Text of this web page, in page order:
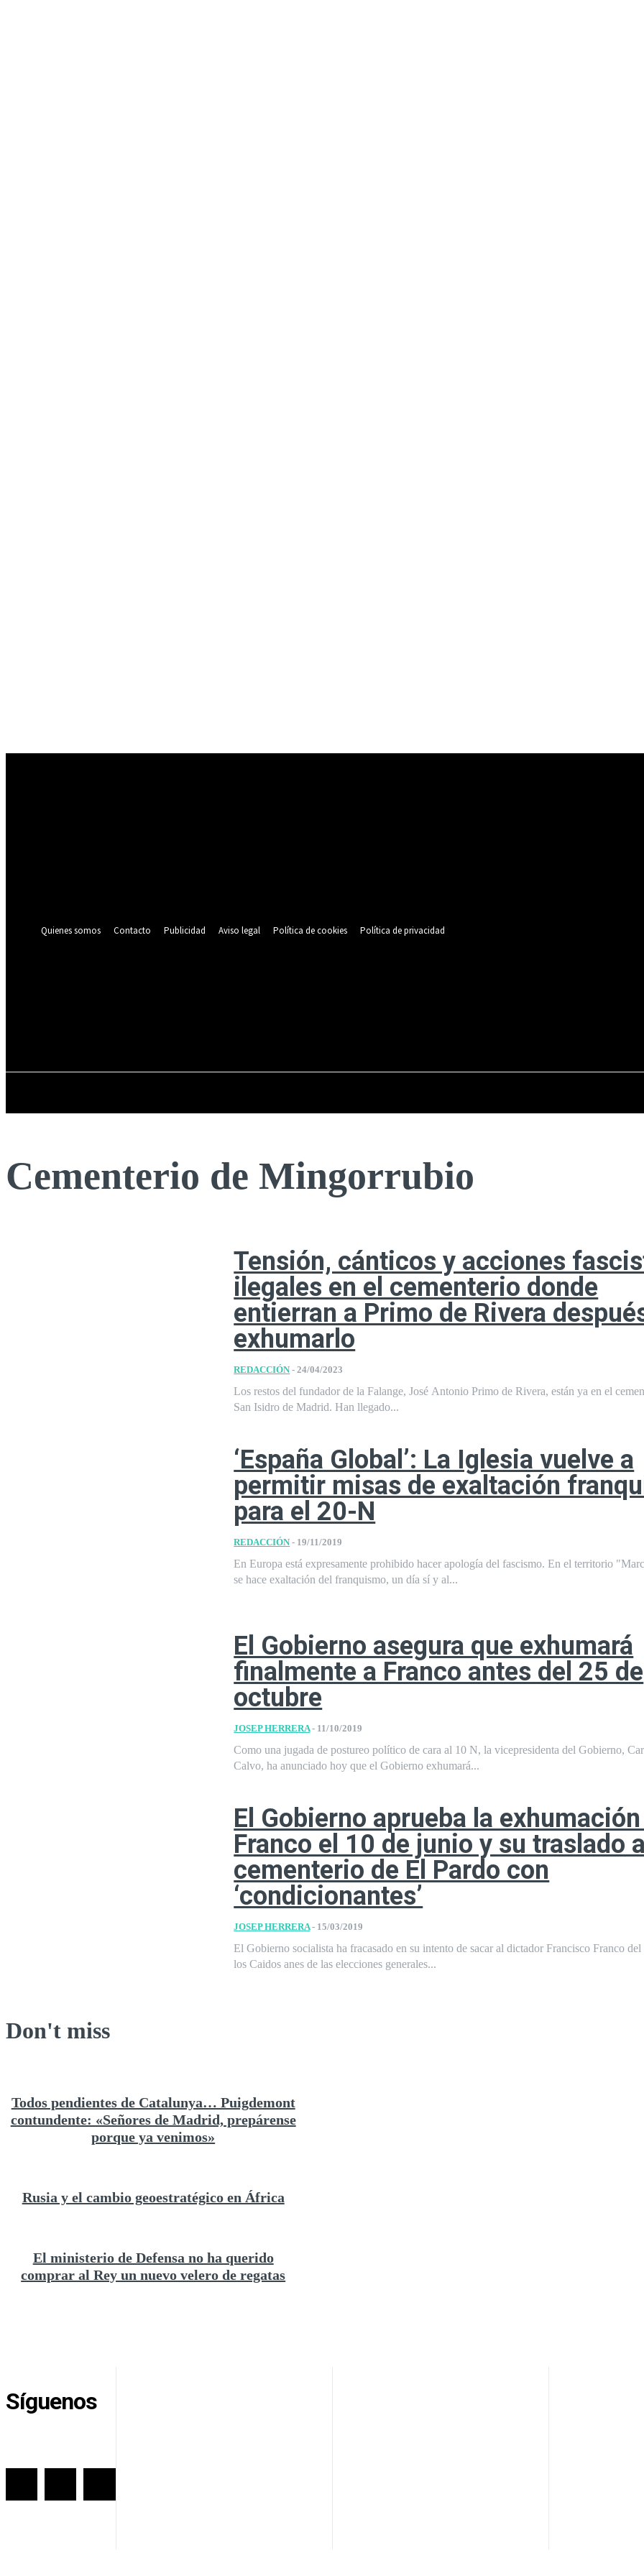
Quienes somos
Contacto Publicidad Aviso legal Política de cookies Política de privacidad
Cementerio de Mingorrubio
Tensión, cánticos y acciones
ilegales en el cementerio donde
entierran a Primo de Rivera
exhumarlo
REDACCIÓN - 24/04/2023
Los restos del fundador de la Falange, José Antonio Primo de Rivera, están ya en el
San Isidro de Madrid. Han llegado...
‘España Global’: La Iglesia vuelve a
permitir misas de exaltación
para el 20-N
REDACCIÓN - 19/11/2019
En Europa está expresamente prohibido hacer apología del fascismo. En el territorio
se hace exaltación del franquismo, un día sí y al...
El Gobierno asegura que exhumará
finalmente a Franco antes del 25 de
octubre
JOSEP HERRERA - 11/10/2019
Como una jugada de postureo político de cara al 10 N, la vicepresidenta del Gobierno,
Calvo, ha anunciado hoy que el Gobierno exhumará...
El Gobierno aprueba la
Franco el 10 de junio y su traslado al
cementerio de El Pardo con
‘condicionantes’
JOSEP HERRERA - 15/03/2019
El Gobierno socialista ha fracasado en su intento de sacar al dictador Francisco Franco
los Caidos anes de las elecciones generales...
Don't miss
Todos pendientes de Catalunya… Puigdemont
contundente: «Señores de Madrid, prepárense
porque ya venimos»
Rusia y el cambio geoestratégico en África
El ministerio de Defensa no ha querido
comprar al Rey un nuevo velero de regatas
Síguenos